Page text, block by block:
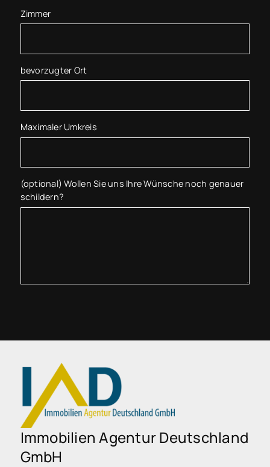
Zimmer
bevorzugter Ort
Maximaler Umkreis
(optional) Wollen Sie uns Ihre Wünsche noch genauer
schildern?
Immobilien Agentur Deutschland
GmbH